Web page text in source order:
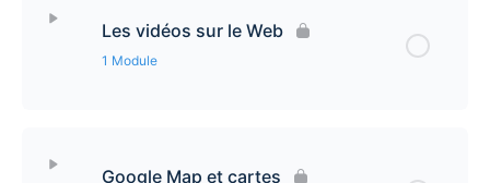
8 astuces pour vous simplifier la vie avec Divi et
Les vidéos sur le Web
1 Module
Google Map et cartes